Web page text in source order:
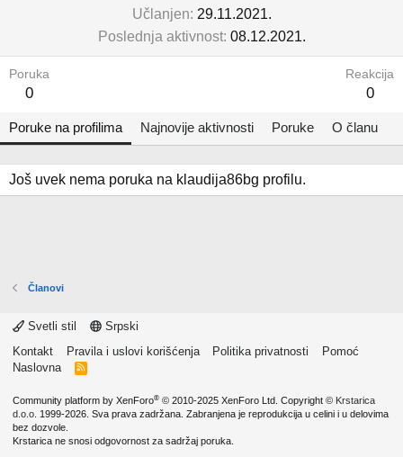
Učlanjen 29.11.2021.
Poslednja aktivnost 08.12.2021.
Poruka
0
Reakcija
0
Poruke na profilima Najnovije aktivnosti Poruke O članu
Još uvek nema poruka na klaudija86bg profilu.
Članovi
Svetli stil
Srpski
Kontakt
Pravila i uslovi korišćenja Politika privatnosti
Pomoć
Naslovna
R
Community platform by XenForo® © 2010-2025 XenForo Ltd. Copyright © Krstarica
d.o.o. 1999-2026. Sva prava zadržana. Zabranjena je reprodukcija u celini i u delovima
bez dozvole.
Krstarica ne snosi odgovornost za sadržaj poruka.